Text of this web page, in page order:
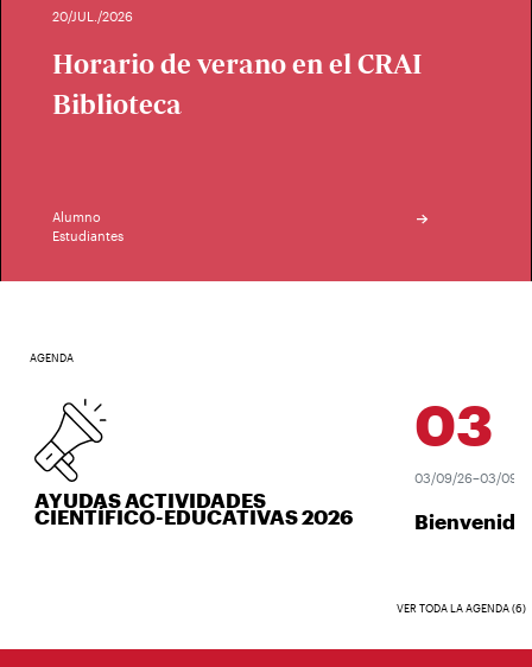
20/JUL./2026
Horario de verano en el CRAI
Biblioteca
Alumno
Estudiantes
AGENDA
AYUDAS ACTIVIDADES
CIENTÍFICO-EDUCATIVAS 2026
03
03/09/26–03/09/26
Bienvenida
VER TODA LA AGENDA (6)